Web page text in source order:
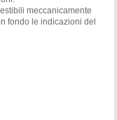
meccanicamente
fondo le indicazioni del